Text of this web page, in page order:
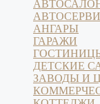
АНГАРЫ
ГАРАЖИ
ДЕТСКИЕ
ЗАВОДЫ И